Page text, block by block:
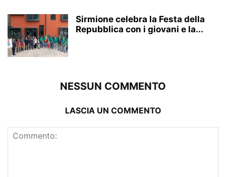
Sirmione celebra la Festa della
Repubblica con i giovani e la...
NESSUN COMMENTO
LASCIA UN COMMENTO